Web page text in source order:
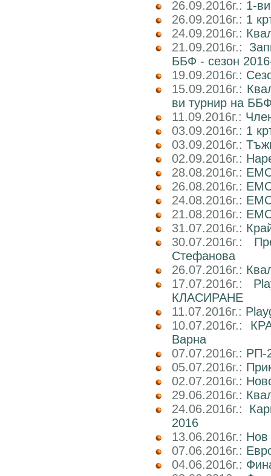
26.09.2016г.: 1-
26.09.2016г.: 1
24.09.2016г.:
21.09.2016г.:
ББФ - сезон
19.09.2016г.:
15.09.2016г.:
ви турнир на
11.09.2016г.:
03.09.2016г.: 1
03.09.2016г.:
02.09.2016г.:
28.08.2016г.:
26.08.2016г.:
24.08.2016г.:
21.08.2016г.:
31.07.2016г.:
30.07.2016г.:
Стефанова
26.07.2016г.:
17.07.2016г.:
КЛАСИРАНЕ
11.07.2016г.:
10.07.2016г.:
Варна
07.07.2016г.: РП-
05.07.2016г.:
02.07.2016г.:
29.06.2016г.:
24.06.2016г.:
2016
13.06.2016г.:
07.06.2016г.:
04.06.2016г.: